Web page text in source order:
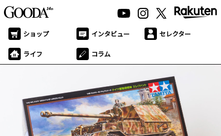
ショップ インタビュー セレクター
ライフ コラム